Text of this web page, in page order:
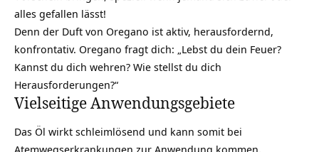
alles gefallen lässt!
Denn der Duft von Oregano ist aktiv, herausfordernd,
konfrontativ. Oregano fragt dich: „Lebst du dein Feuer?
Kannst du dich wehren? Wie stellst du dich
Herausforderungen?“
Vielseitige Anwendungsgebiete
Das Öl wirkt schleimlösend und kann somit bei
Atemwegserkrankungen zur Anwendung kommen,